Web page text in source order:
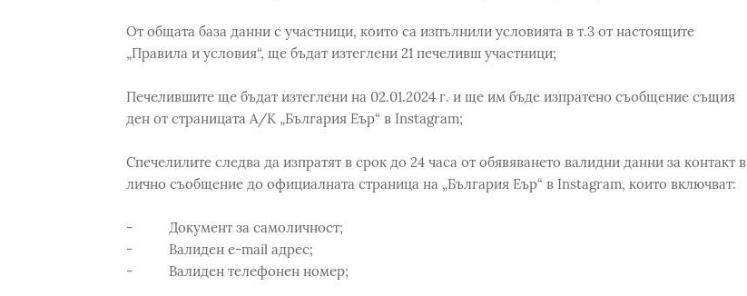
От общата база данни с участници, които са изпълнили условията в т.3 от настоящите
„Правила и условия“, ще бъдат изтеглени 21 печеливш участници;
Печелившите ще бъдат изтеглени на 02.01.2024 г. и ще им бъде изпратено съобщение същия
ден от страницата А/К „България Еър“ в Instagram;
Спечелилите следва да изпратят в срок до 24 часа от обявяването валидни данни за контакт в
лично съобщение до официалната страница на „България Еър“ в Instagram, които включват:
- Документ за самоличност;
- Валиден e-mail адрес;
- Валиден телефонен номер;